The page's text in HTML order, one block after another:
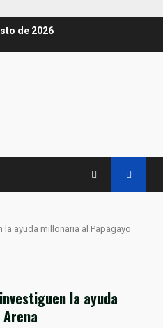
de 2026
la ayuda millonaria al Papagayo
la ayuda